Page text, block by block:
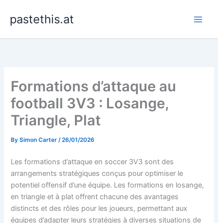
content
pastethis.at
Formations d’attaque au
football 3V3 : Losange,
Triangle, Plat
BySimon Carter/26/01/2026
Les formations d’attaque en soccer 3V3 sont des
arrangements stratégiques conçus pour optimiser le
potentiel offensif d’une équipe. Les formations en losange,
en triangle et à plat offrent chacune des avantages
distincts et des rôles pour les joueurs, permettant aux
équipes d’adapter leurs stratégies à diverses situations de